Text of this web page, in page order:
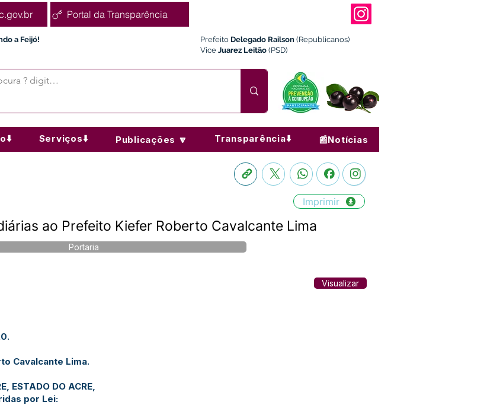
Portal da Transparência
a Feijó! Prefeito Delegado Railson (Republicanos)
Vice Juarez Leitão (PSD)
Serviços⬇️ Publicações 🔽 Transparência⬇️ 📰Notícias
Imprimir
ao Prefeito Kiefer Roberto Cavalcante Lima
Portaria
Visualizar
Cavalcante Lima.
ESTADO DO ACRE,
por Lei: